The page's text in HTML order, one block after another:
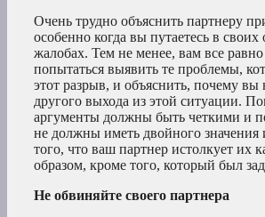
Очень трудно объяснить партнеру
особенно когда вы путаетесь в своих
жалобах. Тем не менее, вам все
попытаться выявить те проблемы,
этот разрыв, и объяснить, почему вы
другого выхода из этой ситуации.
аргументы должны быть четкими и
не должны иметь двойного значения
того, что ваш партнер истолкует их
образом, кроме того, который был
Не обвиняйте своего партнера